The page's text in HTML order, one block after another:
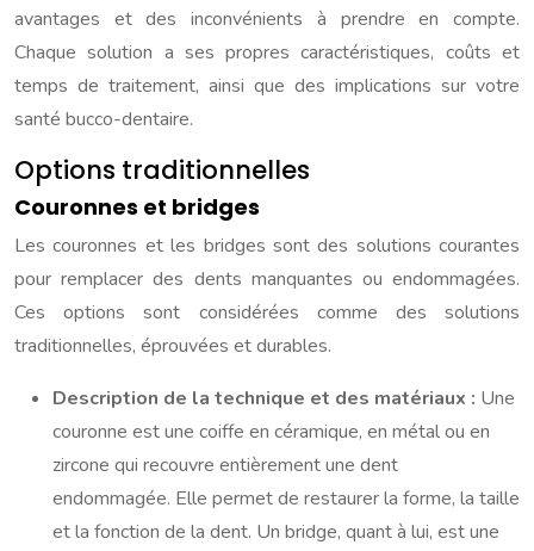
avantages et des inconvénients à prendre en compte.
Chaque solution a ses propres caractéristiques, coûts et
temps de traitement, ainsi que des implications sur votre
santé bucco-dentaire.
Options traditionnelles
Couronnes et bridges
Les couronnes et les bridges sont des solutions courantes
pour remplacer des dents manquantes ou endommagées.
Ces options sont considérées comme des solutions
traditionnelles, éprouvées et durables.
Description de la technique et des matériaux : Une
couronne est une coiffe en céramique, en métal ou en
zircone qui recouvre entièrement une dent
endommagée. Elle permet de restaurer la forme, la taille
et la fonction de la dent. Un bridge, quant à lui, est une